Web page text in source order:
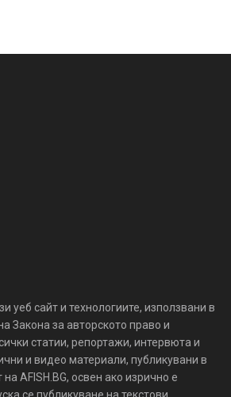
уеб сайт и технологиите, използвани в
Закона за авторското право и
статии, репортажи, интервюта и
и видео материали, публикувани в
на AFISH.BG, освен ако изрично е
се публикуване на текстови